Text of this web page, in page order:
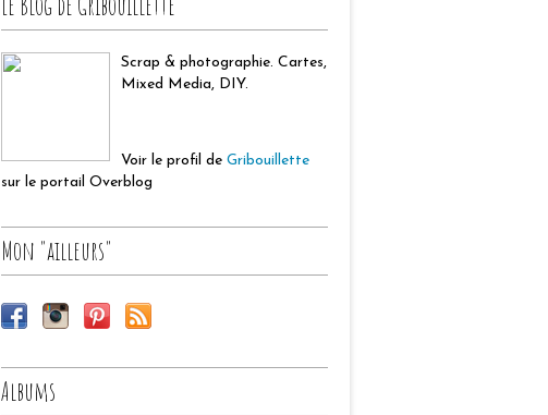
Scrap & photographie. Cartes,
Mixed Media, DIY.
Voir le profil de Gribouillette
sur le portail Overblog
Mon "ailleurs"
Albums